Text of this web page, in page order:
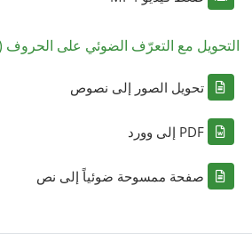
التحويل مع التعرّف الضوئي على الحروف (OCR)
تحويل الصور إلى نصوص
PDF إلى وورد
صفحة ممسوحة ضوئياً إلى نص